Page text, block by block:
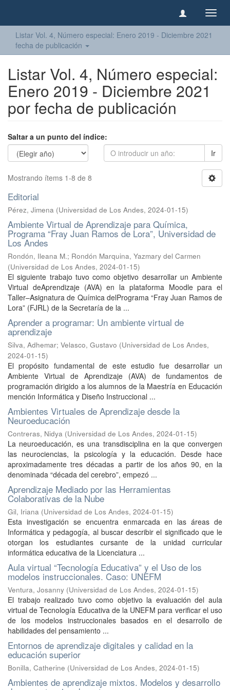
Listar Vol. 4, Número especial: Enero 2019 - Diciembre 2021
fecha de publicación
Listar Vol. 4, Número especial:
Enero 2019 - Diciembre 2021
por fecha de publicación
Saltar a un punto del índice:
Ir
Mostrando ítems 1-8 de 8
Editorial
Pérez, Jimena (Universidad de Los Andes, 2024-01-15)
Ambiente Virtual de Aprendizaje para Química,
Programa “Fray Juan Ramos de Lora”, Universidad de
Los Andes
Rondón, Ileana M.; Rondón Marquina, Yazmary del Carmen
(Universidad de Los Andes, 2024-01-15)
El siguiente trabajo tuvo como objetivo desarrollar un Ambiente
Virtual deAprendizaje (AVA) en la plataforma Moodle para el
Taller–Asignatura de Química delPrograma “Fray Juan Ramos de
Lora” (FJRL) de la Secretaría de la ...
Aprender a programar: Un ambiente virtual de
aprendizaje
Silva, Adhemar; Velasco, Gustavo (Universidad de Los Andes,
2024-01-15)
El propósito fundamental de este estudio fue desarrollar un
Ambiente Virtual de Aprendizaje (AVA) de fundamentos de
programación dirigido a los alumnos de la Maestría en Educación
mención Informática y Diseño Instruccional ...
Ambientes Virtuales de Aprendizaje desde la
Neuroeducación
Contreras, Nidya (Universidad de Los Andes, 2024-01-15)
La neuroeducación, es una transdisciplina en la que convergen
las neurociencias, la psicología y la educación. Desde hace
aproximadamente tres décadas a partir de los años 90, en la
denominada “década del cerebro”, empezó ...
Aprendizaje Mediado por las Herramientas
Colaborativas de la Nube
Gil, Iriana (Universidad de Los Andes, 2024-01-15)
Esta investigación se encuentra enmarcada en las áreas de
Informática y pedagogía, al buscar describir el significado que le
otorgan los estudiantes cursante de la unidad curricular
informática educativa de la Licenciatura ...
Aula virtual “Tecnología Educativa” y el Uso de los
modelos instruccionales. Caso: UNEFM
Ventura, Josanny (Universidad de Los Andes, 2024-01-15)
El trabajo realizado tuvo como objetivo la evaluación del aula
virtual de Tecnología Educativa de la UNEFM para verificar el uso
de los modelos instruccionales basados en el desarrollo de
habilidades del pensamiento ...
Entornos de aprendizaje digitales y calidad en la
educación superior
Bonilla, Catherine (Universidad de Los Andes, 2024-01-15)
Ambientes de aprendizaje mixtos. Modelos y desarrollo